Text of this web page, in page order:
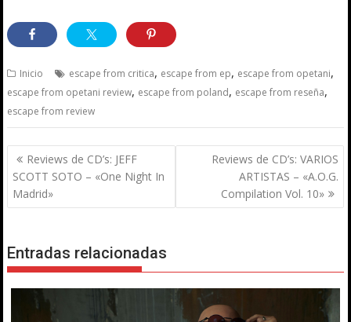
Inicio escape from critica, escape from ep, escape from opetani,
escape from opetani review, escape from poland, escape from reseña,
escape from review
Navegación
de
entradas
Reviews de CD’s: JEFF
SCOTT SOTO – «One Night In
Madrid»
Reviews de CD’s: VARIOS
ARTISTAS – «A.O.G.
Compilation Vol. 10»
Entradas relacionadas